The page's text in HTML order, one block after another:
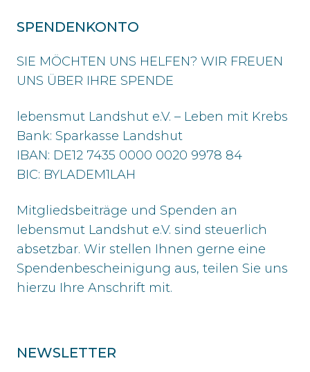
SPENDENKONTO
SIE MÖCHTEN UNS HELFEN? WIR FREUEN
UNS ÜBER IHRE SPENDE
lebensmut Landshut e.V. – Leben mit Krebs
Bank: Sparkasse Landshut
IBAN: DE12 7435 0000 0020 9978 84
BIC: BYLADEM1LAH
Mitgliedsbeiträge und Spenden an
lebensmut Landshut e.V. sind steuerlich
absetzbar. Wir stellen Ihnen gerne eine
Spendenbescheinigung aus, teilen Sie uns
hierzu Ihre Anschrift mit.
NEWSLETTER